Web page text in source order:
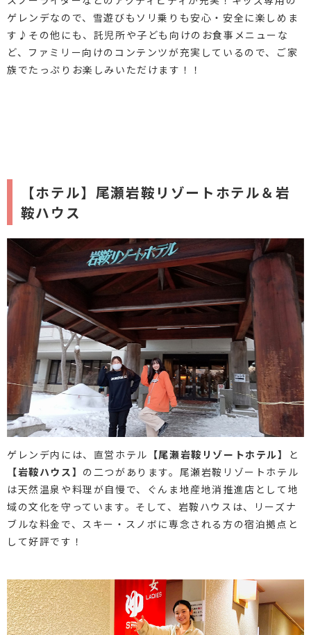
ゲレンデなので、雪遊びもソリ乗りも安心・安全に楽しめま
す♪その他にも、託児所や子ども向けのお食事メニューな
ど、ファミリー向けのコンテンツが充実しているので、ご家
族でたっぷりお楽しみいただけます！！
【ホテル】尾瀬岩鞍リゾートホテル＆岩
鞍ハウス
ゲレンデ内には、直営ホテル 【尾瀬岩鞍リゾートホテル】
と
【岩鞍ハウス】 の二つがあります。尾瀬岩鞍リゾートホテル
は天然温泉や料理が自慢で、ぐんま地産地消推進店として地
域の文化を守っています。そして、岩鞍ハウスは、リーズナ
ブルな料金で、スキー・スノボに専念される方の宿泊拠点と
して好評です！